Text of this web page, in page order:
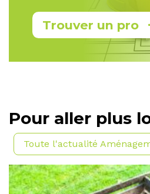
Trouver un pro
Pour aller plus
Toute l'actualité